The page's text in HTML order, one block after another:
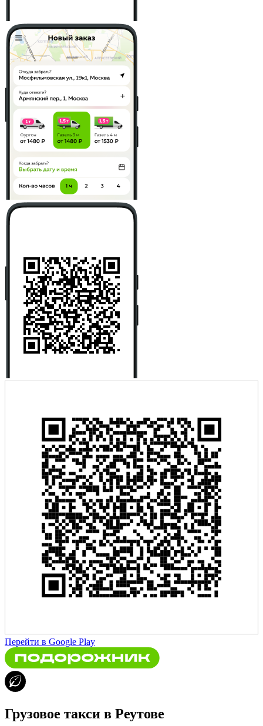
Перейти в Google Play
Грузовое такси в Реутове